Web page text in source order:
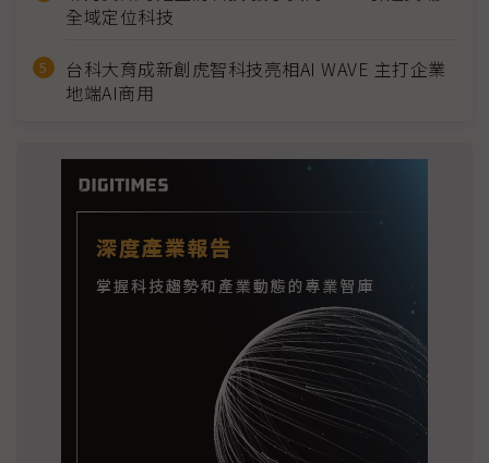
全域定位科技
台科大育成新創虎智科技亮相AI WAVE 主打企業
地端AI商用